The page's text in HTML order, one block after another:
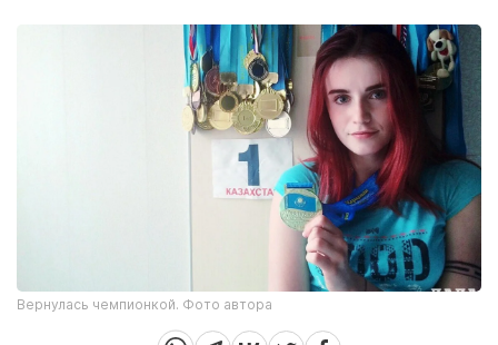
Вернулась чемпионкой. Фото автора